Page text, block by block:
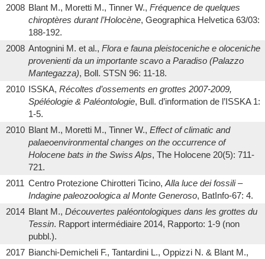
2008 Blant M., Moretti M., Tinner W., Fréquence de quelques
chiroptères durant l’Holocène, Geographica Helvetica 63/03:
188-192.
2008 Antognini M. et al., Flora e fauna pleistoceniche e oloceniche
provenienti da un importante scavo a Paradiso (Palazzo
Mantegazza), Boll. STSN 96: 11-18.
2010 ISSKA, Récoltes d’ossements en grottes 2007-2009,
Spéléologie & Paléontologie, Bull. d’information de l’ISSKA 1:
1-5.
2010 Blant M., Moretti M., Tinner W., Effect of climatic and
palaeoenvironmental changes on the occurrence of
Holocene bats in the Swiss Alps, The Holocene 20(5): 711-
721.
2011 Centro Protezione Chirotteri Ticino, Alla luce dei fossili –
Indagine paleozoologica al Monte Generoso, BatInfo-67: 4.
2014 Blant M., Découvertes paléontologiques dans les grottes du
Tessin. Rapport intermédiaire 2014, Rapporto: 1-9 (non
pubbl.).
2017 Bianchi-Demicheli F., Tantardini L., Oppizzi N. & Blant M.,